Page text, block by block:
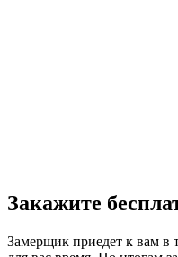
Закажите
Замерщик приедет к вам в